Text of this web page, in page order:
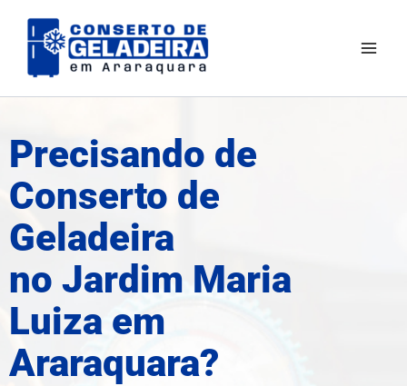
para
Precisando de
Conserto de
Geladeira
no Jardim Maria
Luiza em
Araraquara?